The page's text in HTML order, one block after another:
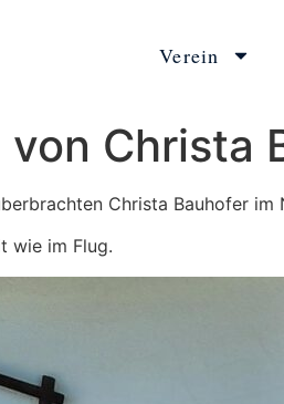
Verein
Christa
Christa Bauhofer
wie im Flug.